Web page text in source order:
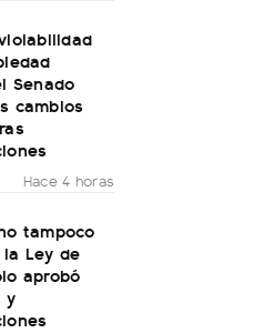
Senado
cambios
Hace 4 horas
tampoco
Ley de
aprobó
y